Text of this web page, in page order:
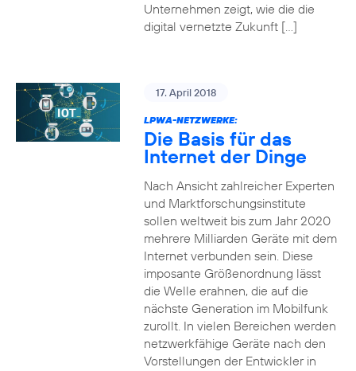
Unternehmen zeigt, wie die die
digital vernetzte Zukunft […]
17. April 2018
LPWA-NETZWERKE:
Die Basis für das
Internet der Dinge
Nach Ansicht zahlreicher Experten
und Marktforschungsinstitute
sollen weltweit bis zum Jahr 2020
mehrere Milliarden Geräte mit dem
Internet verbunden sein. Diese
imposante Größenordnung lässt
die Welle erahnen, die auf die
nächste Generation im Mobilfunk
zurollt. In vielen Bereichen werden
netzwerkfähige Geräte nach den
Vorstellungen der Entwickler in